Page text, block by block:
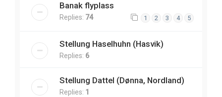
Banak flyplass
Replies: 74 1 2 3 4 5
Stellung Haselhuhn (Hasvik)
Replies: 6
Stellung Dattel (Dønna, Nordland)
Replies: 1